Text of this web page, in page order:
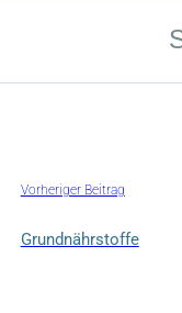
Vorheriger Beitrag
Grundnährstoffe